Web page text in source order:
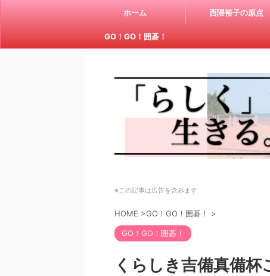
ホーム 西隈裕子の原点
GO！GO！囲碁！
※この記事は広告を含みます
HOME >GO！GO！囲碁！ >
GO！GO！囲碁！
くらしき吉備真備